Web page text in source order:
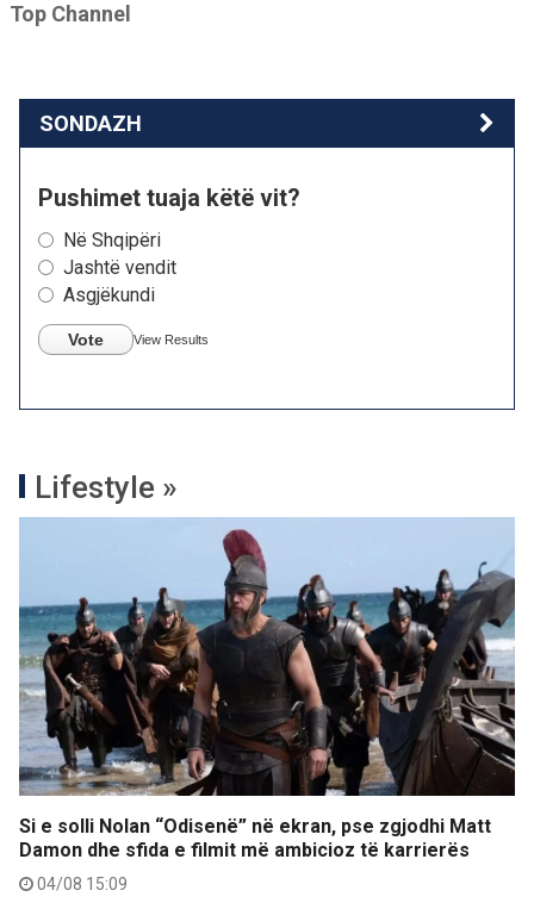
Top Channel
SONDAZH
Pushimet tuaja këtë vit?
Në Shqipëri
Jashtë vendit
Asgjëkundi
Vote View Results
Lifestyle »
Si e solli Nolan “Odisenë” në ekran, pse zgjodhi Matt
Damon dhe sfida e filmit më ambicioz të karrierës
04/08 15:09